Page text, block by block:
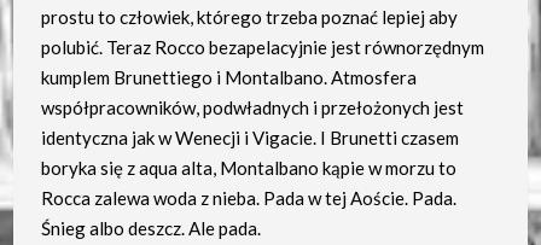
prostu to człowiek, którego trzeba poznać lepiej aby
polubić. Teraz Rocco bezapelacyjnie jest równorzędnym
kumplem Brunettiego i Montalbano. Atmosfera
współpracowników, podwładnych i przełożonych jest
identyczna jak w Wenecji i Vigacie. I Brunetti czasem
boryka się z aqua alta, Montalbano kąpie w morzu to
Rocca zalewa woda z nieba. Pada w tej Aoście. Pada.
Śnieg albo deszcz. Ale pada.